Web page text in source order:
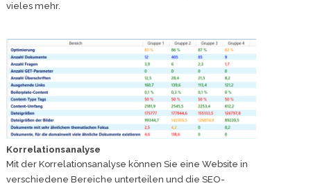
vieles mehr.
Korrelationsanalyse
Mit der Korrelationsanalyse können Sie eine Website in
verschiedene Bereiche unterteilen und die SEO-